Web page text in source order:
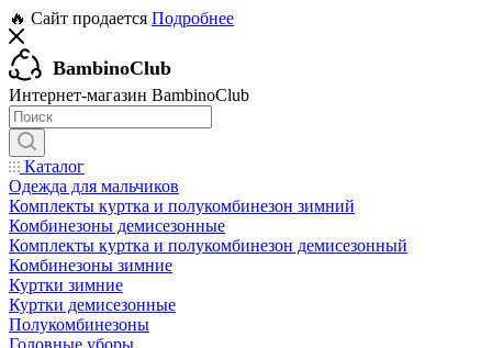
🔥 Сайт продается Подробнее
BambinoClub
Интернет-магазин BambinoClub
Каталог
Одежда для мальчиков
Комплекты куртка и полукомбинезон зимний
Комбинезоны демисезонные
Комплекты куртка и полукомбинезон демисезонный
Комбинезоны зимние
Куртки зимние
Куртки демисезонные
Полукомбинезоны
Головные уборы